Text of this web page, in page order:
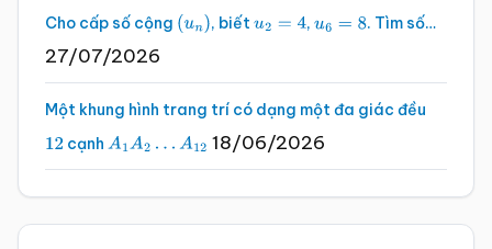
Cho cấp số cộng (un), biếtu2 =4 , u6 =8 . Tìm số…
27/07/2026
Một khung hình trang trí có dạng một đa giác đều
12 cạnh A1A2…A 12 18/06/2026